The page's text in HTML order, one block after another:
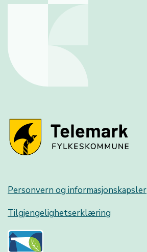
Personvern og informasjonskapsler
Tilgjengelighetserklæring